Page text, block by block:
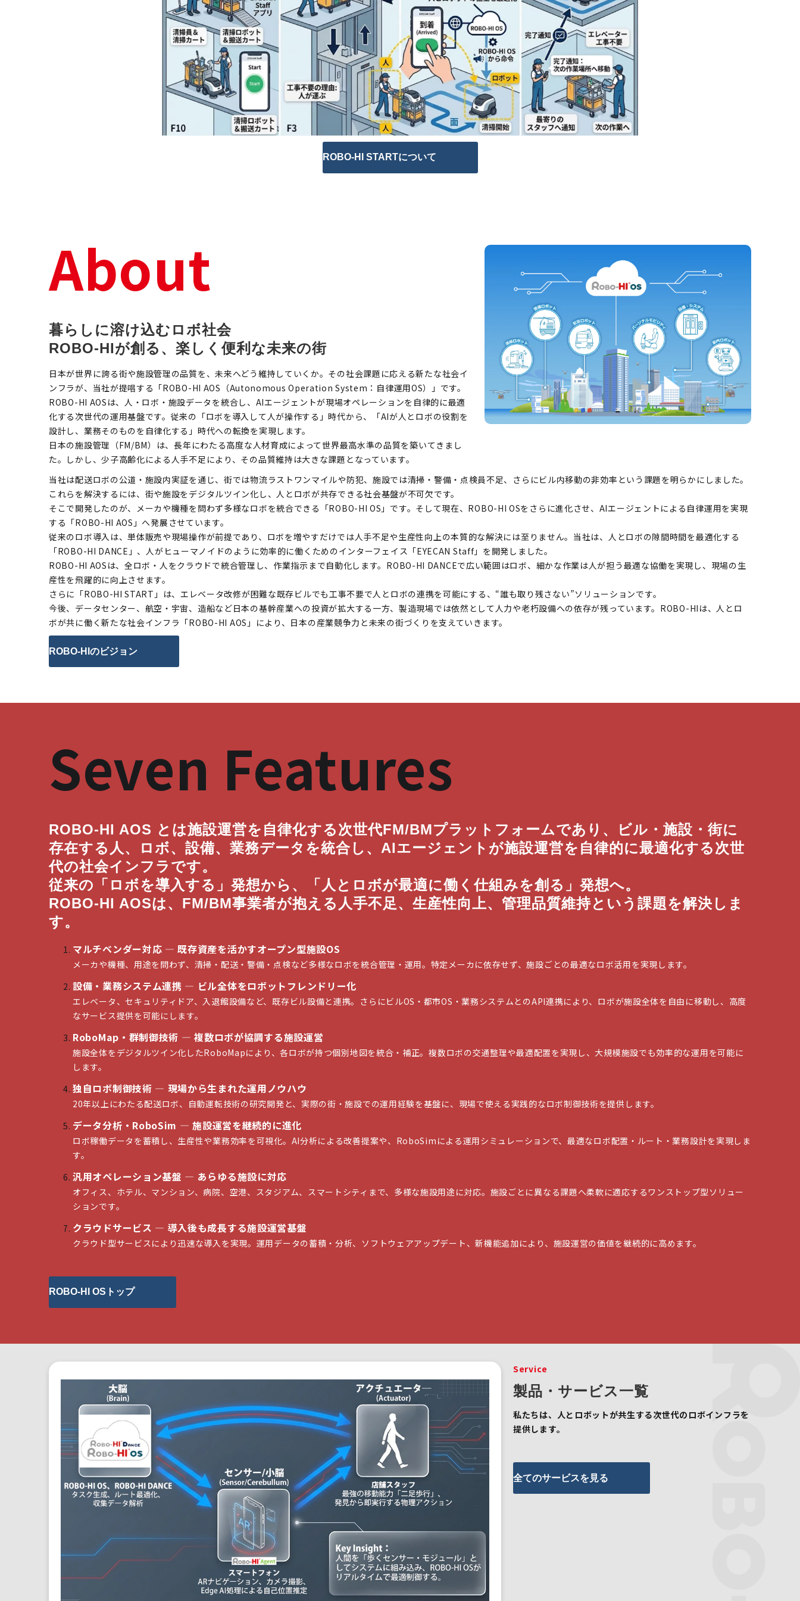
ROBO-HI STARTについて
About
暮らしに溶け込むロボ社会
ROBO-HIが創る、楽しく便利な未来の街
日本が世界に誇る街や施設管理の品質を、未来へどう維持していくか。その社会課題に応える新たな社会イ
ンフラが、当社が提唱する「ROBO-HI AOS（Autonomous Operation System：自律運用OS）」です。
ROBO-HI AOSは、人・ロボ・施設データを統合し、AIエージェントが現場オペレーションを自律的に最適
化する次世代の運用基盤です。従来の「ロボを導入して人が操作する」時代から、「AIが人とロボの役割を
設計し、業務そのものを自律化する」時代への転換を実現します。
日本の施設管理（FM/BM）は、長年にわたる高度な人材育成によって世界最高水準の品質を築いてきまし
た。しかし、少子高齢化による人手不足により、その品質維持は大きな課題となっています。
当社は配送ロボの公道・施設内実証を通じ、街では物流ラストワンマイルや防犯、施設では清掃・警備・点検員不足、さらにビル内移動の非効率という課題を明らかにしました。
これらを解決するには、街や施設をデジタルツイン化し、人とロボが共存できる社会基盤が不可欠です。
そこで開発したのが、メーカや機種を問わず多様なロボを統合できる「ROBO-HI OS」です。そして現在、ROBO-HI OSをさらに進化させ、AIエージェントによる自律運用を実現
する「ROBO-HI AOS」へ発展させています。
従来のロボ導入は、単体販売や現場操作が前提であり、ロボを増やすだけでは人手不足や生産性向上の本質的な解決には至りません。当社は、人とロボの隙間時間を最適化する
「ROBO-HI DANCE」、人がヒューマノイドのように効率的に働くためのインターフェイス「EYECAN Staff」を開発しました。
ROBO-HI AOSは、全ロボ・人をクラウドで統合管理し、作業指示まで自動化します。ROBO-HI DANCEで広い範囲はロボ、細かな作業は人が担う最適な協働を実現し、現場の生
産性を飛躍的に向上させます。
さらに「ROBO-HI START」は、エレベータ改修が困難な既存ビルでも工事不要で人とロボの連携を可能にする、“誰も取り残さない”ソリューションです。
今後、データセンター、航空・宇宙、造船など日本の基幹産業への投資が拡大する一方、製造現場では依然として人力や老朽設備への依存が残っています。ROBO-HIは、人とロ
ボが共に働く新たな社会インフラ「ROBO-HI AOS」により、日本の産業競争力と未来の街づくりを支えていきます。
ROBO-HIのビジョン
Seven Features
ROBO-HI AOS とは施設運営を自律化する次世代FM/BMプラットフォームであり、ビル・施設・街に
存在する人、ロボ、設備、業務データを統合し、AIエージェントが施設運営を自律的に最適化する次世
代の社会インフラです。
従来の「ロボを導入する」発想から、「人とロボが最適に働く仕組みを創る」発想へ。
ROBO-HI AOSは、FM/BM事業者が抱える人手不足、生産性向上、管理品質維持という課題を解決しま
す。
マルチベンダー対応 ― 既存資産を活かすオープン型施設OS
メーカや機種、用途を問わず、清掃・配送・警備・点検など多様なロボを統合管理・運用。特定メーカに依存せず、施設ごとの最適なロボ活用を実現します。
設備・業務システム連携 ― ビル全体をロボットフレンドリー化
エレベータ、セキュリティドア、入退館設備など、既存ビル設備と連携。さらにビルOS・都市OS・業務システムとのAPI連携により、ロボが施設全体を自由に移動し、高度
なサービス提供を可能にします。
RoboMap・群制御技術 ― 複数ロボが協調する施設運営
施設全体をデジタルツイン化したRoboMapにより、各ロボが持つ個別地図を統合・補正。複数ロボの交通整理や最適配置を実現し、大規模施設でも効率的な運用を可能に
します。
独自ロボ制御技術 ― 現場から生まれた運用ノウハウ
20年以上にわたる配送ロボ、自動運転技術の研究開発と、実際の街・施設での運用経験を基盤に、現場で使える実践的なロボ制御技術を提供します。
データ分析・RoboSim ― 施設運営を継続的に進化
ロボ稼働データを蓄積し、生産性や業務効率を可視化。AI分析による改善提案や、RoboSimによる運用シミュレーションで、最適なロボ配置・ルート・業務設計を実現しま
す。
汎用オペレーション基盤 ― あらゆる施設に対応
オフィス、ホテル、マンション、病院、空港、スタジアム、スマートシティまで、多様な施設用途に対応。施設ごとに異なる課題へ柔軟に適応するワンストップ型ソリュー
ションです。
クラウドサービス ― 導入後も成長する施設運営基盤
クラウド型サービスにより迅速な導入を実現。運用データの蓄積・分析、ソフトウェアアップデート、新機能追加により、施設運営の価値を継続的に高めます。
ROBO-HI OSトップ
Service
製品・サービス一覧
私たちは、人とロボットが共生する次世代のロボインフラを
提供します。
全てのサービスを見る